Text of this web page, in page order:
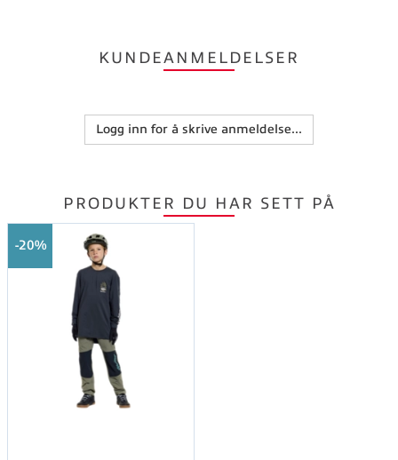
KUNDEANMELDELSER
Logg inn for å skrive anmeldelse...
PRODUKTER DU HAR SETT PÅ
20%